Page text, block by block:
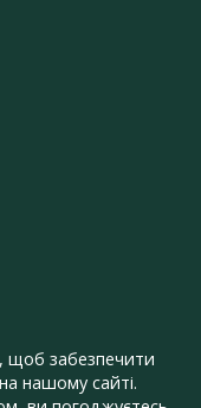
щоб забезпечити
нашому сайті.